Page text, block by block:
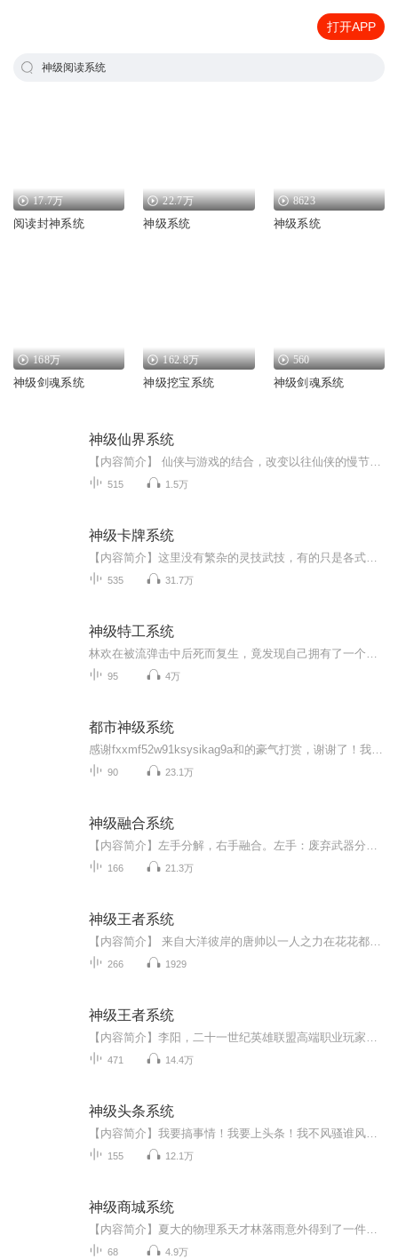
打开APP
神级阅读系统
17.7万
阅读封神系统
22.7万
神级系统
8623
神级系统
168万
神级剑魂系统
162.8万
神级挖宝系统
560
神级剑魂系统
神级仙界系统
515 1.5万
神级卡牌系统
535 31.7万
神级特工系统
95 4万
都市神级系统
90 23.1万
神级融合系统
166 21.3万
神级王者系统
266 1929
神级王者系统
471 14.4万
神级头条系统
155 12.1万
神级商城系统
68 4.9万